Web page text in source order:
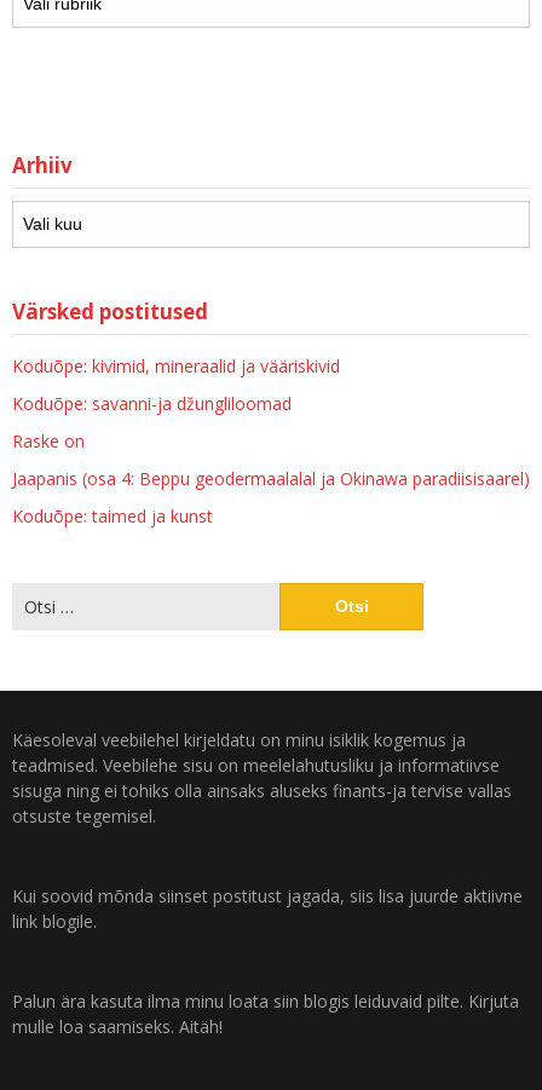
Arhiiv
Värsked postitused
Koduõpe: kivimid, mineraalid ja vääriskivid
Koduõpe: savanni-ja džungliloomad
Raske on
Jaapanis (osa 4: Beppu geodermaalalal ja Okinawa paradiisisaarel)
Koduõpe: taimed ja kunst
Käesoleval veebilehel kirjeldatu on minu isiklik kogemus ja
teadmised. Veebilehe sisu on meelelahutusliku ja informatiivse
sisuga ning ei tohiks olla ainsaks aluseks finants-ja tervise vallas
otsuste tegemisel.
Kui soovid mõnda siinset postitust jagada, siis lisa juurde aktiivne
link blogile.
Palun ära kasuta ilma minu loata siin blogis leiduvaid pilte. Kirjuta
mulle loa saamiseks. Aitäh!